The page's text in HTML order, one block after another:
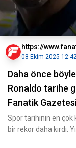
https://
08 Ekim 2025
Daha önce
Ronaldo tarihe
Fanatik
Spor tarihinin en çok
bir rekor daha kırdı.